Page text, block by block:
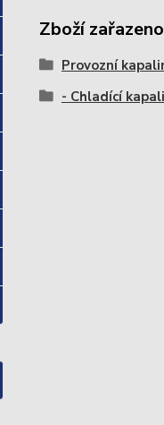
Zboží
Provozní
- Chladící